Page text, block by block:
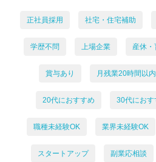
正社員採用 社宅・住宅補助
学歴不問 上場企業 産休・
賞与あり 月残業20時間以内
20代におすすめ 30代におす
職種未経験OK 業界未経験OK
スタートアップ 副業応相談